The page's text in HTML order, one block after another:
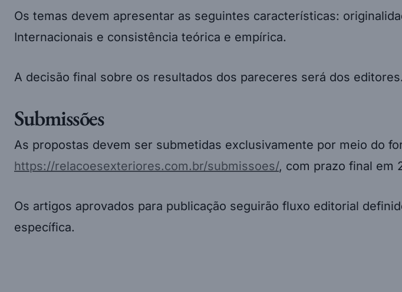
Os temas devem apresentar as seguintes características:
Internacionais e consistência teórica e empírica.
A decisão final sobre os resultados dos pareceres será dos editores.
Submissões
As propostas devem ser submetidas exclusivamente por meio do
https://relacoesexteriores.com.br/submissoes/, com prazo final em
Os artigos aprovados para publicação seguirão fluxo editorial
específica.